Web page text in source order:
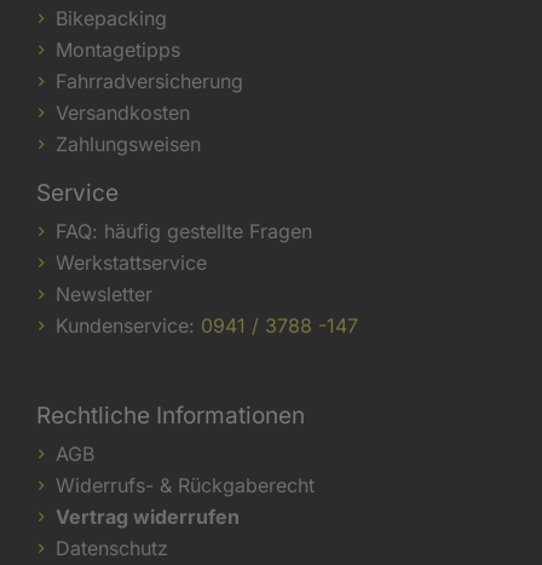
Bikepacking
Montagetipps
Fahrradversicherung
Versandkosten
Zahlungsweisen
Service
FAQ: häufig gestellte Fragen
Werkstattservice
Newsletter
Kundenservice: 0941 / 3788 -147
Rechtliche Informationen
AGB
Widerrufs- & Rückgaberecht
Vertrag widerrufen
Datenschutz